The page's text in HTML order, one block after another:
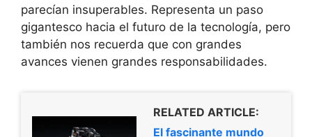
parecían insuperables. Representa un paso
gigantesco hacia el futuro de la tecnología, pero
también nos recuerda que con grandes
avances vienen grandes responsabilidades.
RELATED ARTICLE:
El fascinante mundo